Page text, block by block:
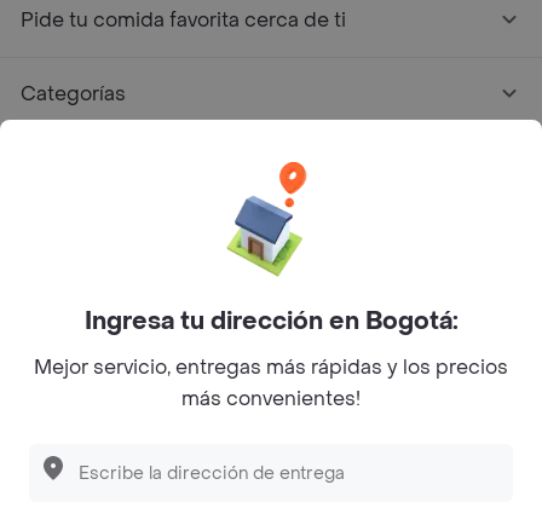
Descubre las PROMOCIONES que tenemos
Pide tu comida favorita cerca de ti
Categorías
Facebook
Twitter
Instagram
©2026Rappi Inc. All rights reserved.
Ingresa tu dirección en Bogotá:
Mejor servicio, entregas más rápidas y los precios
más convenientes!